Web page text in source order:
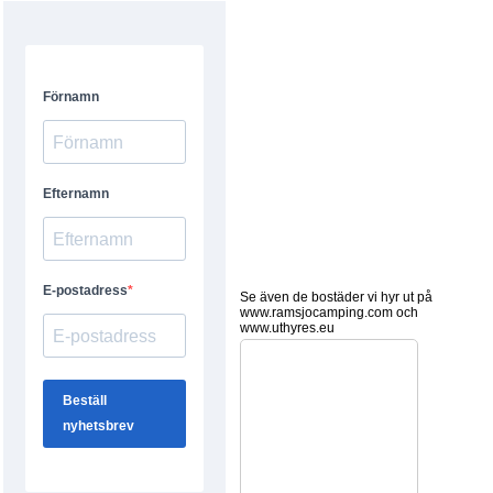
Se även de bostäder vi hyr ut på
www.ramsjocamping.com och
www.uthyres.eu